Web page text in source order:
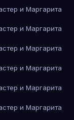
и Маргарита
и Маргарита
и Маргарита
и Маргарита
и Маргарита
и Маргарита